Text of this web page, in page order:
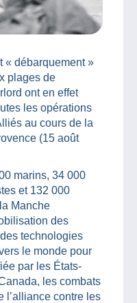
« débarquement »
plages de
ont en effet
les opérations
au cours de la
(15 août
marins, 34 000
et 132 000
Manche
des
technologies
le monde pour
par les États-
les combats
l’alliance contre les